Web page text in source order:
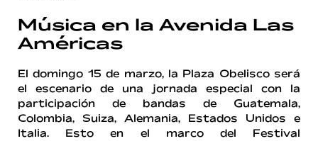
Música en la Avenida Las
Américas
El domingo 15 de marzo, la Plaza Obelisco será
el escenario de una jornada especial con la
participación de bandas de Guatemala,
Colombia, Suiza, Alemania, Estados Unidos e
Italia. Esto en el marco del Festival